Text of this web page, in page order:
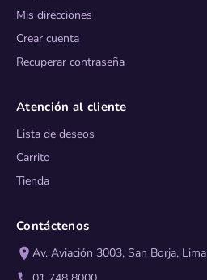
Mis direcciones
Crear cuenta
Recuperar contraseña
Atención al cliente
Lista de deseos
Carrito
Tienda
Contáctenos
Av. Aviación 3003, San Borja, Lima